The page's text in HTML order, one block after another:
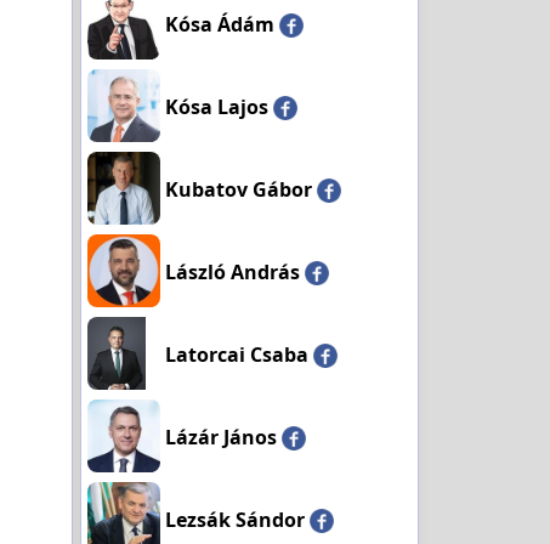
Kósa Ádám
Kósa Lajos
Kubatov Gábor
László András
Latorcai Csaba
Lázár János
Lezsák Sándor